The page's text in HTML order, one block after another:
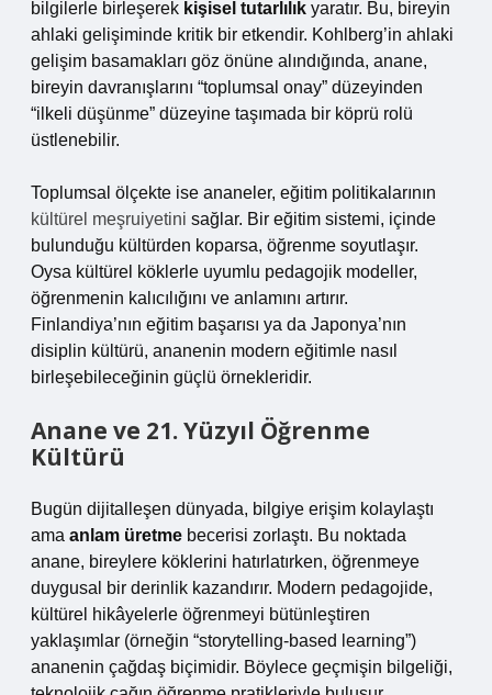
bilgilerle birleşerek kişisel tutarlılık yaratır. Bu, bireyin
ahlaki gelişiminde kritik bir etkendir. Kohlberg’in ahlaki
gelişim basamakları göz önüne alındığında, anane,
bireyin davranışlarını “toplumsal onay” düzeyinden
“ilkeli düşünme” düzeyine taşımada bir köprü rolü
üstlenebilir.
Toplumsal ölçekte ise ananeler, eğitim politikalarının
kültürel meşruiyetini sağlar. Bir eğitim sistemi, içinde
bulunduğu kültürden koparsa, öğrenme soyutlaşır.
Oysa kültürel köklerle uyumlu pedagojik modeller,
öğrenmenin kalıcılığını ve anlamını artırır.
Finlandiya’nın eğitim başarısı ya da Japonya’nın
disiplin kültürü, ananenin modern eğitimle nasıl
birleşebileceğinin güçlü örnekleridir.
Anane ve 21. Yüzyıl Öğrenme
Kültürü
Bugün dijitalleşen dünyada, bilgiye erişim kolaylaştı
ama anlam üretme becerisi zorlaştı. Bu noktada
anane, bireylere köklerini hatırlatırken, öğrenmeye
duygusal bir derinlik kazandırır. Modern pedagojide,
kültürel hikâyelerle öğrenmeyi bütünleştiren
yaklaşımlar (örneğin “storytelling-based learning”)
ananenin çağdaş biçimidir. Böylece geçmişin bilgeliği,